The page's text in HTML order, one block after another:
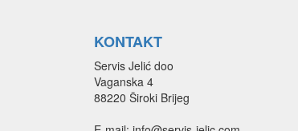
KONTAKT
Servis Jelić doo
Vaganska 4
88220 Široki Brijeg